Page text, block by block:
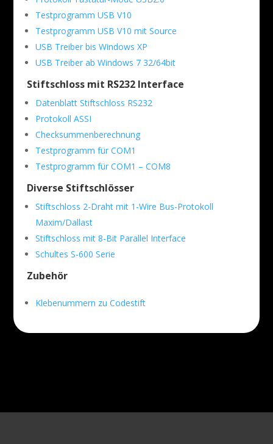
Testprogramm USB V10
Testprogramm USB V10 mit Source
USB Treiber bis Windows XP
USB Treiber ab Windows 7 32/64bit
Stiftschloss mit RS232 Interface
Datenblatt Stiftschloss RS232
Protokoll ASSI
Checksummenberechnung
Testprogramm für COM1
Testprogramm für COM1 – COM8
Diverse Stiftschlösser
Stiftschloss 2-Draht mit 1-Wire Bus-Protokoll
Maxim/Dallast
Stiftschloss mit 8-Bit Parallel Interface
Schultes S-600 Serie
Zubehör
Klebenummern zu Codestift